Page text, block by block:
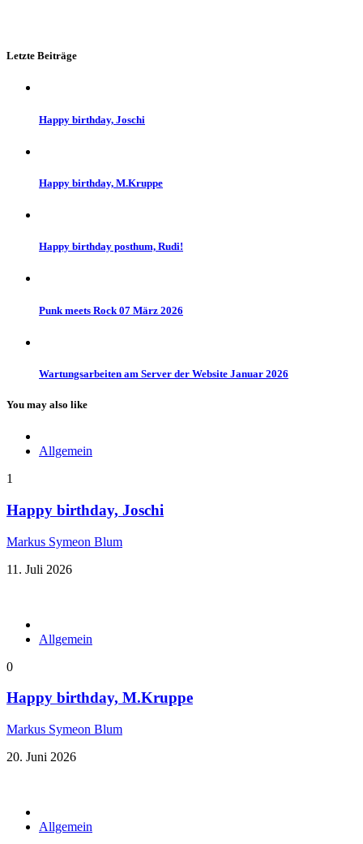
Letzte Beiträge
Happy birthday, Joschi
Happy birthday, M.Kruppe
Happy birthday posthum, Rudi!
Punk meets Rock 07 März 2026
Wartungsarbeiten am Server der Website Januar 2026
You may also like
Allgemein
1
Happy birthday, Joschi
Markus Symeon Blum
11. Juli 2026
Allgemein
0
Happy birthday, M.Kruppe
Markus Symeon Blum
20. Juni 2026
Allgemein